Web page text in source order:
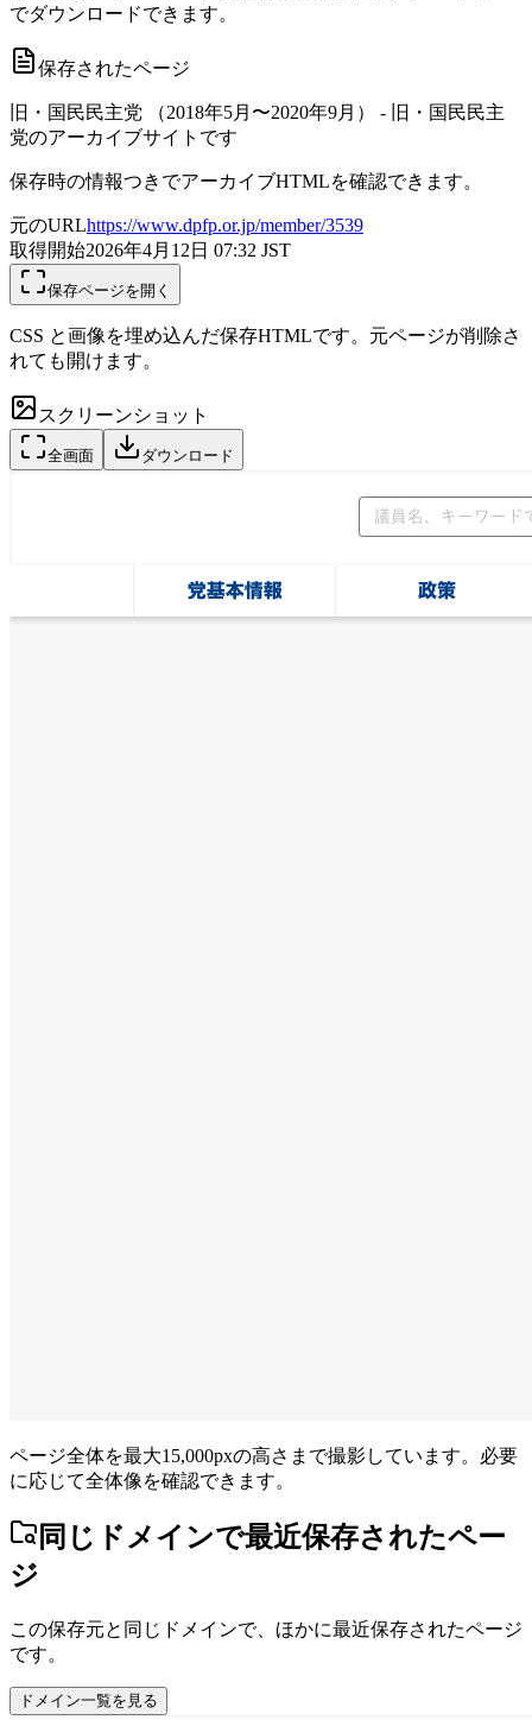
でダウンロードできます。
保存されたページ
旧・国民民主党 （2018年5月〜2020年9月） - 旧・国民民主
党のアーカイブサイトです
保存時の情報つきでアーカイブHTMLを確認できます。
元のURLhttps://www.dpfp.or.jp/member/3539
取得開始2026年4月12日 07:32 JST
保存ページを開く
CSS と画像を埋め込んだ保存HTMLです。元ページが削除さ
れても開けます。
スクリーンショット
全画面 ダウンロード
ページ全体を最大15,000pxの高さまで撮影しています。必要
に応じて全体像を確認できます。
同じドメインで最近保存されたペー
ジ
この保存元と同じドメインで、ほかに最近保存されたページ
です。
ドメイン一覧を見る